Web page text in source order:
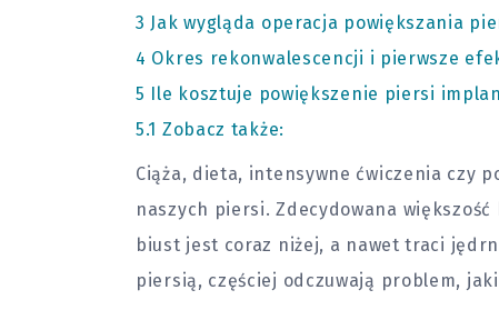
3 Jak wygląda operacja powiększania
4 Okres rekonwalescencji i pierwsze
5
Ile kosztuje powiększenie piersi
5.1 Zobacz także:
Ciąża, dieta, intensywne ćwiczenia czy
naszych piersi. Zdecydowana
biust jest coraz niżej, a nawet traci
piersią, częściej odczuwają problem,